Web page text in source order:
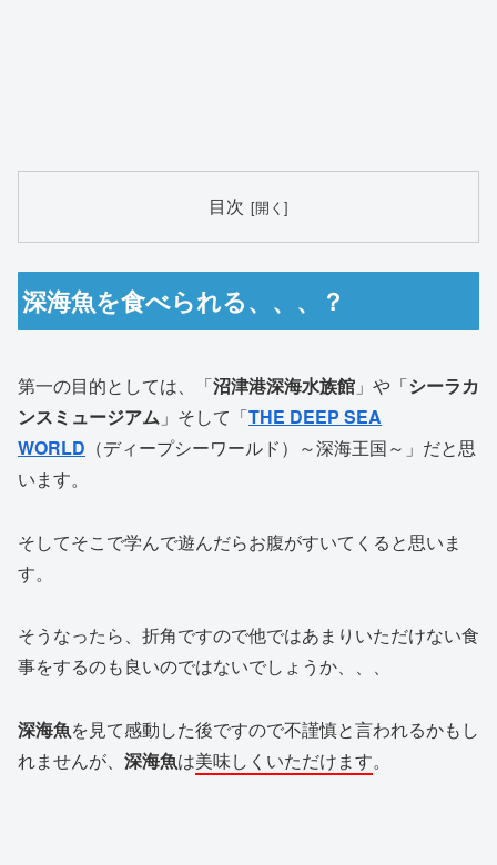
目次
深海魚を食べられる、、、？
第一の目的としては、「沼津港深海水族館 」や「シーラカ
ンスミュージアム 」そして「THE DEEP SEA
WORLD （ディープシーワールド）～深海王国～」だと思
います。
そしてそこで学んで遊んだらお腹がすいてくると思いま
す。
そうなったら、折角ですので他ではあまりいただけない食
事をするのも良いのではないでしょうか、、、
深海魚を見て感動した後ですので不謹慎と言われるかもし
れませんが、 深海魚は美味しくいただけます。